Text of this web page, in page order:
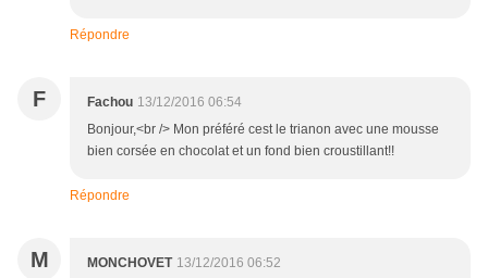
Répondre
F Fachou 13/12/2016 06:54
Bonjour,<br /> Mon préféré cest le trianon avec une mousse
bien corsée en chocolat et un fond bien croustillant!!
Répondre
M MONCHOVET 13/12/2016 06:52